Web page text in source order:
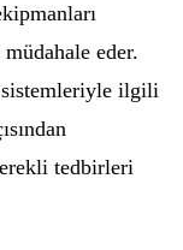
eder.
ilgili
tedbirleri